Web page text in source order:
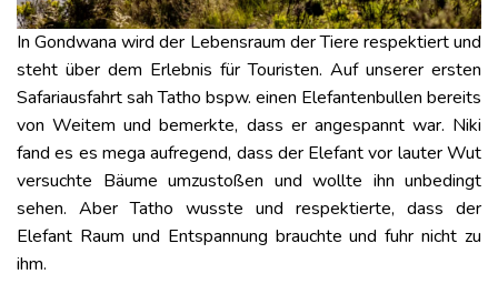
In Gondwana wird der Lebensraum der Tiere respektiert und
steht über dem Erlebnis für Touristen. Auf unserer ersten
Safariausfahrt sah Tatho bspw. einen Elefantenbullen bereits
von Weitem und bemerkte, dass er angespannt war. Niki
fand es es mega aufregend, dass der Elefant vor lauter Wut
versuchte Bäume umzustoßen und wollte ihn unbedingt
sehen. Aber Tatho wusste und respektierte, dass der
Elefant Raum und Entspannung brauchte und fuhr nicht zu
ihm.